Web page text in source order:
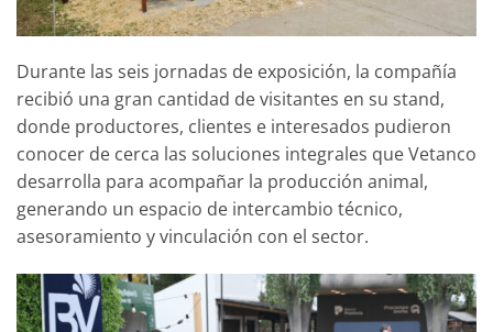
Durante las seis jornadas de exposición, la compañía
recibió una gran cantidad de visitantes en su stand,
donde productores, clientes e interesados pudieron
conocer de cerca las soluciones integrales que Vetanco
desarrolla para acompañar la producción animal,
generando un espacio de intercambio técnico,
asesoramiento y vinculación con el sector.